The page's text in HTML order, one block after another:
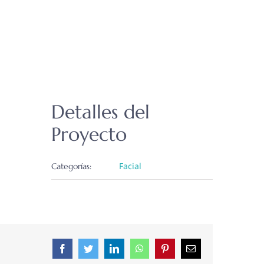
Detalles del
Proyecto
Categorías: Facial
FacebookTwitterLinkedInWhatsAppPinterestCorreo
electrónico